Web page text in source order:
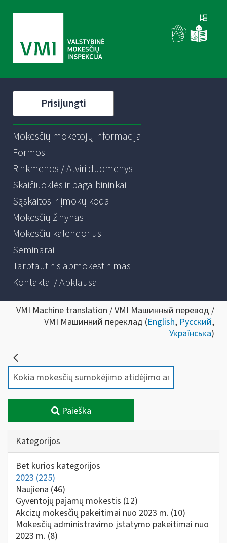
Prisijungti
Mokesčių mokėtojų informacija
Formos
Rinkmenos / Atviri duomenys
Skaičiuoklės ir pagalbininkai
Sąskaitos ir įmokų kodai
Mokesčių žinynas
Mokesčių kalendorius
Seminarai
Tarptautinis apmokestinimas
Kontaktai / Apklausa
VMI Machine translation / VMI Машинный перевод /
VMI Машинний переклад (English, Русский,
Українська)
Paieška
Kategorijos
Bet kurios kategorijos
2023 (225)
Naujiena (46)
Gyventojų pajamų mokestis (12)
Akcizų mokesčių pakeitimai nuo 2023 m. (10)
Mokesčių administravimo įstatymo pakeitimai nuo
2023 m. (8)